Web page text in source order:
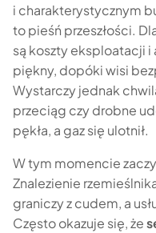
i charakterystycznym
to pieśń przeszłości.
są koszty eksploatacji i
piękny, dopóki wisi
Wystarczy jednak
przeciąg czy drobne
pękła, a gaz się ulotnił.
W tym momencie
Znalezienie
graniczy z cudem, a
Często okazuje się, że